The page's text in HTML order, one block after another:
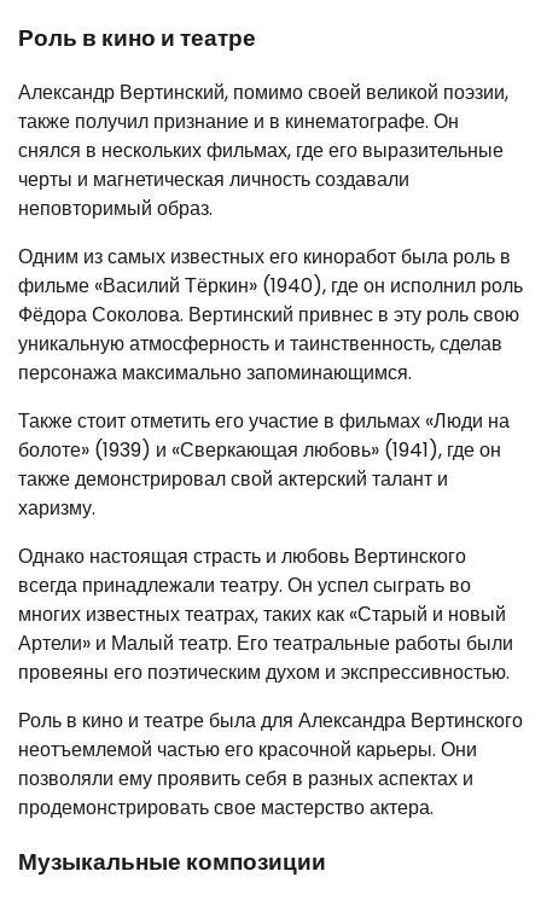
Роль в кино и театре
Александр Вертинский, помимо своей великой поэзии,
также получил признание и в кинематографе. Он
снялся в нескольких фильмах, где его выразительные
черты и магнетическая личность создавали
неповторимый образ.
Одним из самых известных его киноработ была роль в
фильме «Василий Тёркин» (1940), где он исполнил роль
Фёдора Соколова. Вертинский привнес в эту роль свою
уникальную атмосферность и таинственность, сделав
персонажа максимально запоминающимся.
Также стоит отметить его участие в фильмах «Люди на
болоте» (1939) и «Сверкающая любовь» (1941), где он
также демонстрировал свой актерский талант и
харизму.
Однако настоящая страсть и любовь Вертинского
всегда принадлежали театру. Он успел сыграть во
многих известных театрах, таких как «Старый и новый
Артели» и Малый театр. Его театральные работы были
провеяны его поэтическим духом и экспрессивностью.
Роль в кино и театре была для Александра Вертинского
неотъемлемой частью его красочной карьеры. Они
позволяли ему проявить себя в разных аспектах и
продемонстрировать свое мастерство актера.
Музыкальные композиции